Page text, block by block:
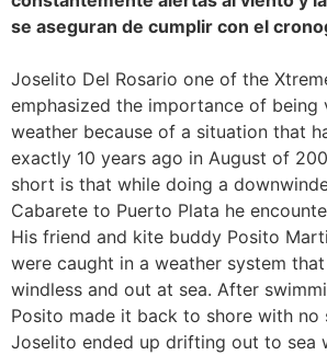
se aseguran de cumplir con el
Joselito Del Rosario one of the
emphasized the importance of being
weather because of a situation that
exactly 10 years ago in August of
short is that while doing a
Cabarete to Puerto Plata he
His friend and kite buddy Posito
were caught in a weather system
windless and out at sea. After
Posito made it back to shore with no
Joselito ended up drifting out to sea